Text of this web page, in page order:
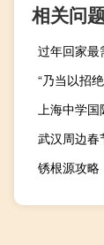
相关问
过年回家最
“乃当以招
上海中学国
武汉周边春
锈根源攻略